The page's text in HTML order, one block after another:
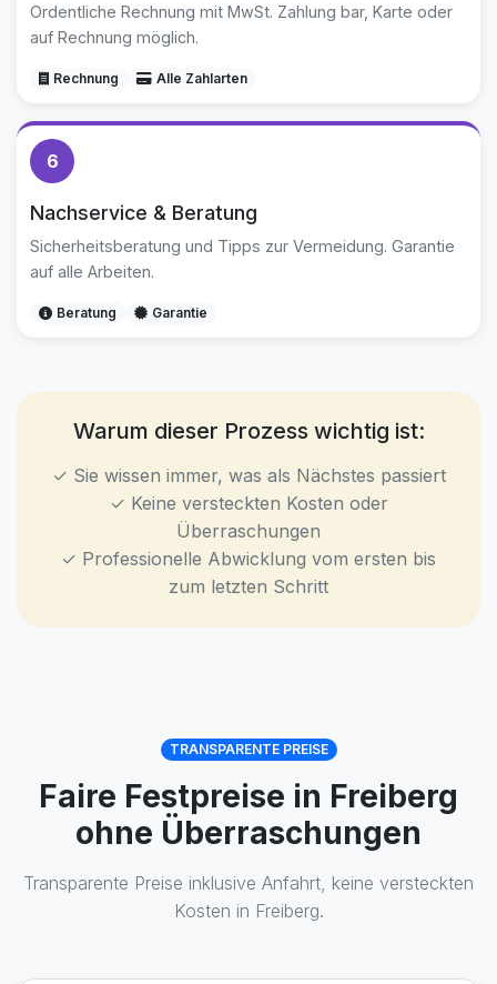
Ordentliche Rechnung mit MwSt. Zahlung bar, Karte oder
auf Rechnung möglich.
Rechnung Alle Zahlarten
6
Nachservice & Beratung
Sicherheitsberatung und Tipps zur Vermeidung. Garantie
auf alle Arbeiten.
Beratung Garantie
Warum dieser Prozess wichtig ist:
✓ Sie wissen immer, was als Nächstes passiert
✓ Keine versteckten Kosten oder
Überraschungen
✓ Professionelle Abwicklung vom ersten bis
zum letzten Schritt
TRANSPARENTE PREISE
Faire Festpreise in Freiberg
ohne Überraschungen
Transparente Preise inklusive Anfahrt, keine versteckten
Kosten in Freiberg.